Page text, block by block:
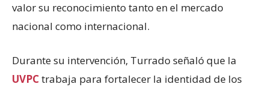
valor su reconocimiento tanto en el mercado
nacional como internacional.
Durante su intervención, Turrado señaló que la
UVPCtrabaja para fortalecer la identidad de los